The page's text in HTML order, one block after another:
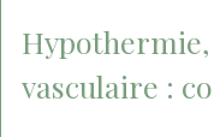
vasculaire :